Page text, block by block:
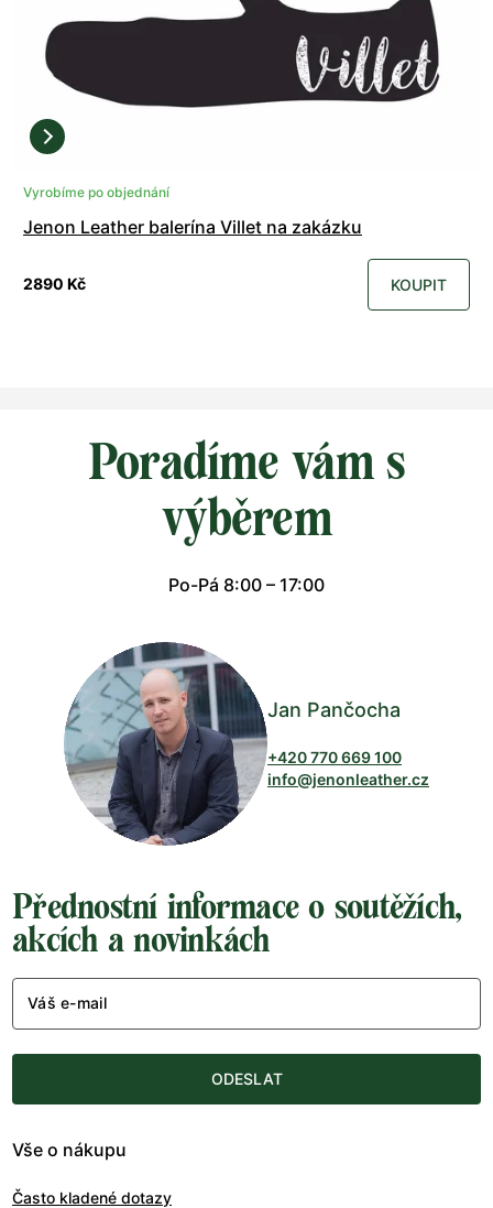
Vyrobíme po objednání
Jenon Leather balerína Villet na zakázku
2890 Kč KOUPIT
Poradíme vám s
výběrem
Po-Pá 8:00 – 17:00
Jan Pančocha
+420 770 669 100
info@jenonleather.cz
Přednostní informace o soutěžích,
akcích a novinkách
Váš e-mail
ODESLAT
Vše o nákupu
Často kladené dotazy